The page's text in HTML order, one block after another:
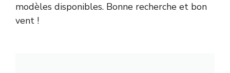
modèles disponibles. Bonne recherche et bon
vent !